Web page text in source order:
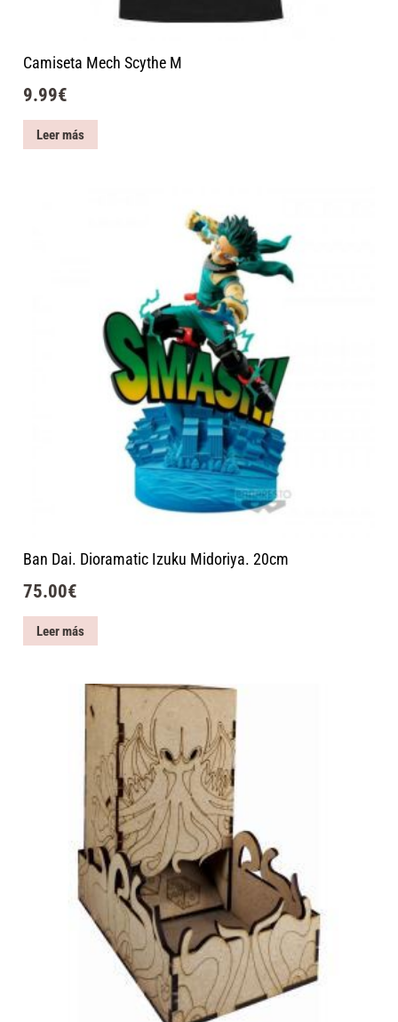
Camiseta Mech Scythe M
9.99€
Leer más
Ban Dai. Dioramatic Izuku Midoriya. 20cm
75.00€
Leer más